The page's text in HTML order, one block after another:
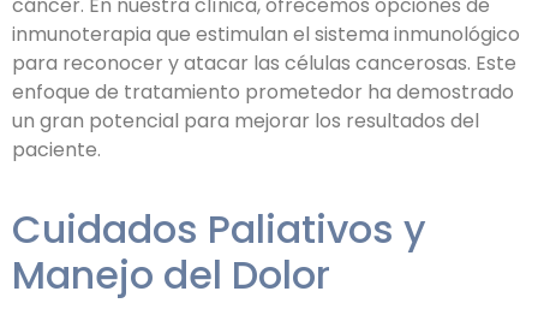
cáncer. En nuestra clínica, ofrecemos opciones de
inmunoterapia que estimulan el sistema inmunológico
para reconocer y atacar las células cancerosas. Este
enfoque de tratamiento prometedor ha demostrado
un gran potencial para mejorar los resultados del
paciente.
Cuidados Paliativos y
Manejo del Dolor